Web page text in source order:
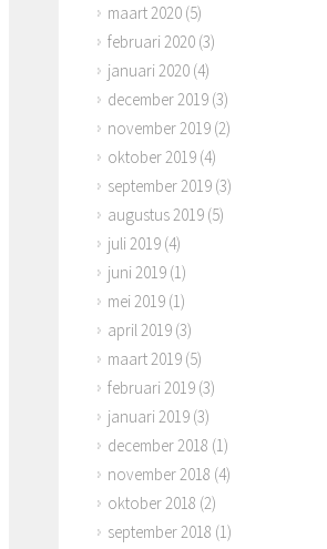
maart 2020(5)
februari 2020(3)
januari 2020(4)
december 2019(3)
november 2019(2)
oktober 2019(4)
september 2019(3)
augustus 2019(5)
juli 2019(4)
juni 2019(1)
mei 2019(1)
april 2019(3)
maart 2019(5)
februari 2019(3)
januari 2019(3)
december 2018 (1)
november 2018 (4)
oktober 2018 (2)
september 2018 (1)